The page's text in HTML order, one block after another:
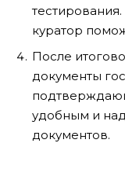
куратор
После
документы
удобным и
документов.